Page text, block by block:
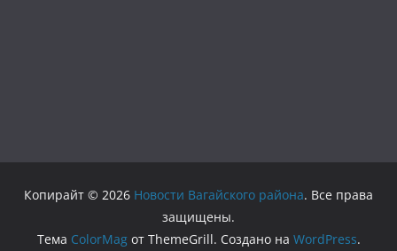
Копирайт © 2026 Новости Вагайского района. Все права
защищены.
Тема ColorMagот ThemeGrill. Создано на WordPress.